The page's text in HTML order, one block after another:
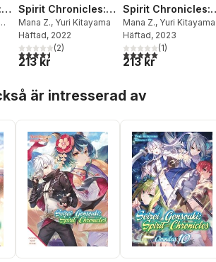
antal röster:
Spirit Chronicles:
Omnibus 4 (Light
Novel)
Mana Z., Yuri Kitayama
Häftad, 2022
4,5utav 5 stjärnor. Totalt antal röster:
(2)
213 kr
Spirit Chronicles:
Omnibus 8 (Light
Novel)
Mana Z., Yuri Kitayama
Häftad, 2023
5,0utav 5 stjärnor.
(1)
213 kr
är intresserad av